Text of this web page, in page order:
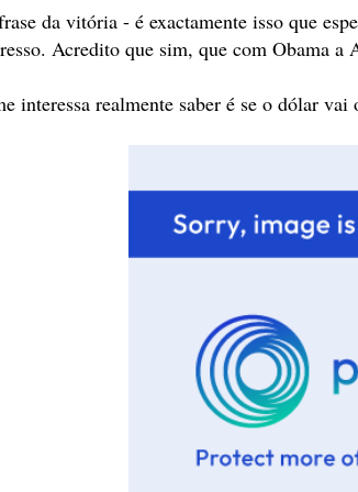
da vitória - é exactamente isso que
Acredito que sim, que com Obama
interessa realmente saber é se o dólar vai